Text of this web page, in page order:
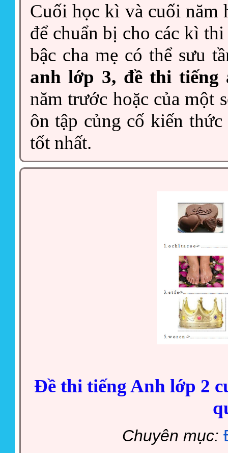
Cuối học kì và cuối năm
để chuẩn bị cho các kì
bậc cha mẹ có thể sưu
anh lớp 3, đề thi
năm trước hoặc của một
ôn tập củng cố kiến
tốt nhất.
Đề thi tiếng Anh lớp 2
Chuyên mục: